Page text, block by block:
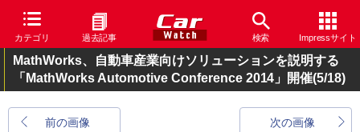
カテゴリ 過去記事 検索 Impressサイト
MathWorks、自動車産業向けソリューションを説明する
「MathWorks Automotive Conference 2014」開催(5/18)
前の画像 次の画像